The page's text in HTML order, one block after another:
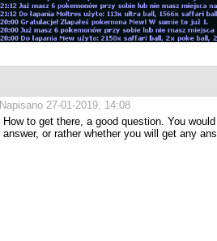
Napisano 27-01-2019, 14:08
How to get there, a good question. You
answer, or rather whether you will get any